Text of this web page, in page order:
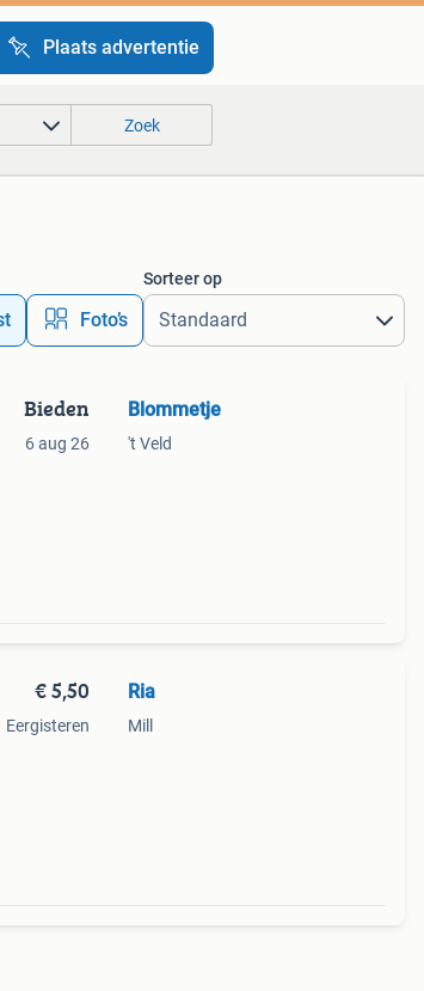
Plaats advertentie
Zoek
Foto’s
Sorteer op
Bieden
6 aug 26
Blommetje
't Veld
€ 5,50
Eergisteren
Ria
Mill